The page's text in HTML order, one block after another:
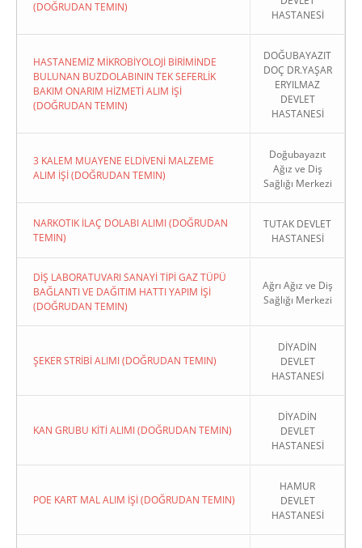
(DOĞRUDAN TEMIN)
HASTANESİ
HASTANEMİZ MİKROBİYOLOJİ BİRİMİNDE
BULUNAN BUZDOLABININ TEK SEFERLİK
BAKIM ONARIM HİZMETİ ALIM İŞİ
(DOĞRUDAN TEMIN)
DOĞUBAYAZIT
DOÇ DR.YAŞAR
ERYILMAZ
DEVLET
HASTANESİ
3 KALEM MUAYENE ELDİVENİ MALZEME
ALIM İŞİ (DOĞRUDAN TEMIN)
Doğubayazıt
Ağız ve Diş
Sağlığı Merkezi
NARKOTIK İLAÇ DOLABI ALIMI (DOĞRUDAN
TEMIN)
TUTAK DEVLET
HASTANESİ
DİŞ LABORATUVARI SANAYİ TİPİ GAZ TÜPÜ
BAĞLANTI VE DAĞITIM HATTI YAPIM İŞİ
(DOĞRUDAN TEMIN)
Ağrı Ağız ve Diş
Sağlığı Merkezi
ŞEKER STRİBİ ALIMI (DOĞRUDAN TEMIN)
DİYADİN
DEVLET
HASTANESİ
KAN GRUBU KİTİ ALIMI (DOĞRUDAN TEMIN)
DİYADİN
DEVLET
HASTANESİ
POE KART MAL ALIM İŞİ (DOĞRUDAN TEMIN)
HAMUR
DEVLET
HASTANESİ